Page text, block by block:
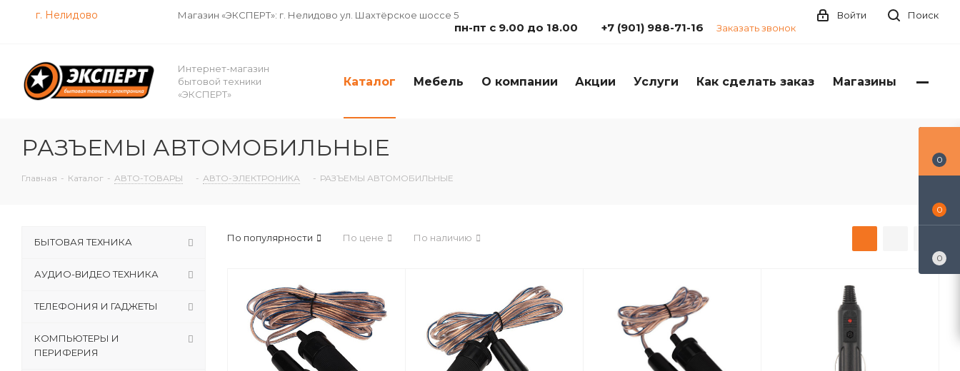
г. Нелидово Магазин «ЭКСПЕРТ»: г. Нелидово ул. Шахтёрское шоссе 5 Поиск
Войти
пн-пт с 9.00 до 18.00 +7 (901) 988-71-16 Заказать звонок
Интернет-магазин
бытовой техники
«ЭКСПЕРТ»
Каталог Мебель О компании Акции Услуги Как сделать заказ Магазины
РАЗЪЕМЫ АВТОМОБИЛЬНЫЕ
Главная - Каталог - АВТО-ТОВАРЫ - АВТО-ЭЛЕКТРОНИКА - РАЗЪЕМЫ АВТОМОБИЛЬНЫЕ
По популярности По цене По наличию
БЫТОВАЯ ТЕХНИКА
АУДИО-ВИДЕО ТЕХНИКА
ТЕЛЕФОНИЯ И ГАДЖЕТЫ
КОМПЬЮТЕРЫ И
ПЕРИФЕРИЯ
0
0
0